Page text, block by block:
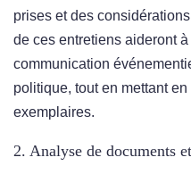
prises et des
de ces entretiens aideront
communication
politique, tout en mettant
exemplaires.
2. Analyse de documents